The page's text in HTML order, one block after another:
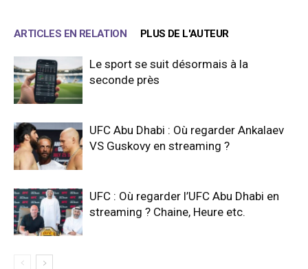
ARTICLES EN RELATION PLUS DE L'AUTEUR
Le sport se suit désormais à la
seconde près
UFC Abu Dhabi : Où regarder Ankalaev
VS Guskovy en streaming ?
UFC : Où regarder l’UFC Abu Dhabi en
streaming ? Chaine, Heure etc.